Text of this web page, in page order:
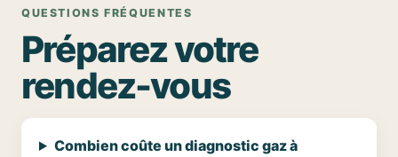
QUESTIONS FRÉQUENTES
Préparez votre
rendez-vous
Combien coûte un diagnostic gaz à